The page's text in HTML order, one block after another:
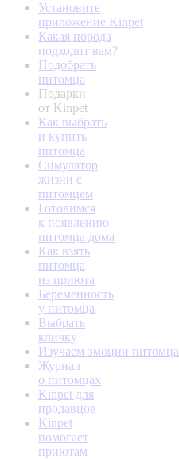
Установите
приложение Kinpet
Какая порода
подходит вам?
Подобрать
питомца
Подарки
от Kinpet
Как выбрать
и купить
питомца
Симулятор
жизни с
питомцем
Готовимся
к появлению
питомца дома
Как взять
питомца
из приюта
Беременность
у питомца
Выбрать
кличку
Изучаем эмоции питомца
Журнал
о питомцах
Kinpet для
продавцов
Kinpet
помогает
приютам